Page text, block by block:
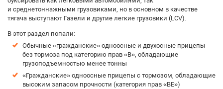
и среднетоннажными грузовиками, но в основном в качестве
тягача выступают Газели и другие легкие грузовики (LCV).
В этот раздел попали:
Обычные «гражданские» одноосные и двухосные прицепы
без тормоза под категорию прав «B», обладающие
грузоподъемностью менее тонны
«Гражданские» одноосные прицепы с тормозом, обладающие
высоким запасом прочности (категория прав «BE»)